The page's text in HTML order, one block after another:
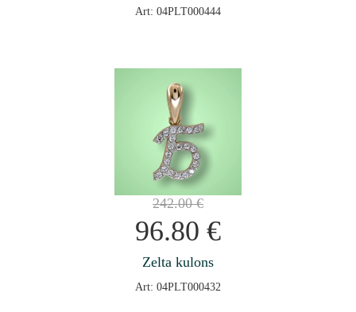
Art: 04PLT000444
242.00€
96.80 €
Zelta kulons
Art: 04PLT000432